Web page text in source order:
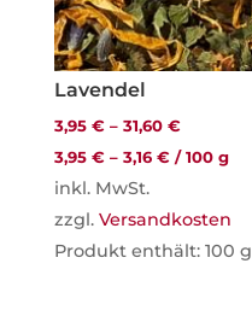
Lavendel
3,95€ –31,60€
3,95€ –3,16€ /100 g
inkl. MwSt.
zzgl.Versandkosten
Produkt enthält: 100g